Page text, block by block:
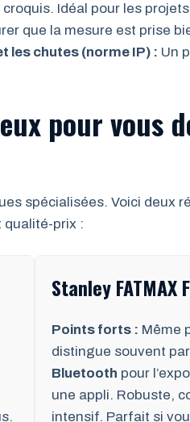
Idéal pour les
que la mesure est prise
les chutes (norme IP) : Un
pour vous
spécialisées. Voici deux
qualité-prix :
Stanley FATMAX
Points forts : Même
distingue souvent
Bluetooth pour
une appli. Robuste,
intensif. Parfait si